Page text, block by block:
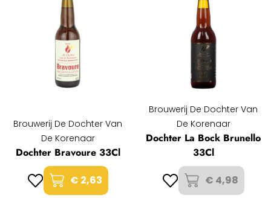
Brouwerij De Dochter Van
De Korenaar
Dochter Bravoure 33Cl
€ 2,63
Brouwerij De Dochter Van
De Korenaar
Dochter La Bock Brunello
33Cl
€ 4,98